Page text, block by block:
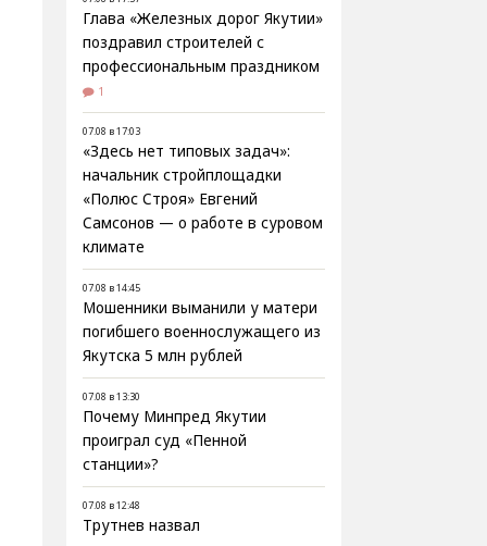
Глава «Железных дорог Якутии»
поздравил строителей с
профессиональным праздником
1
07.08 в 17:03
«Здесь нет типовых задач»:
начальник стройплощадки
«Полюс Строя» Евгений
Самсонов — о работе в суровом
климате
07.08 в 14:45
Мошенники выманили у матери
погибшего военнослужащего из
Якутска 5 млн рублей
07.08 в 13:30
Почему Минпред Якутии
проиграл суд «Пенной
станции»?
07.08 в 12:48
Трутнев назвал